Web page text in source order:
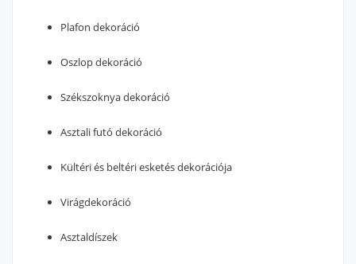
Plafon dekoráció
Oszlop dekoráció
Székszoknya dekoráció
Asztali futó dekoráció
Kültéri és beltéri esketés dekorációja
Virágdekoráció
Asztaldíszek